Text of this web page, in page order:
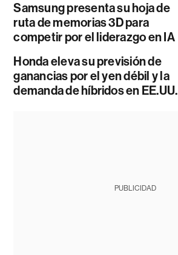
Samsung presenta su hoja de
ruta de memorias 3D para
competir por el liderazgo en IA
Honda eleva su previsión de
ganancias por el yen débil y la
demanda de híbridos en EE.UU.
PUBLICIDAD